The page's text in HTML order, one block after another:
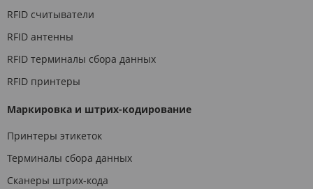
RFID считыватели
RFID антенны
RFID терминалы сбора данных
RFID принтеры
Маркировка и штрих-кодирование
Принтеры этикеток
Терминалы сбора данных
Сканеры штрих-кода